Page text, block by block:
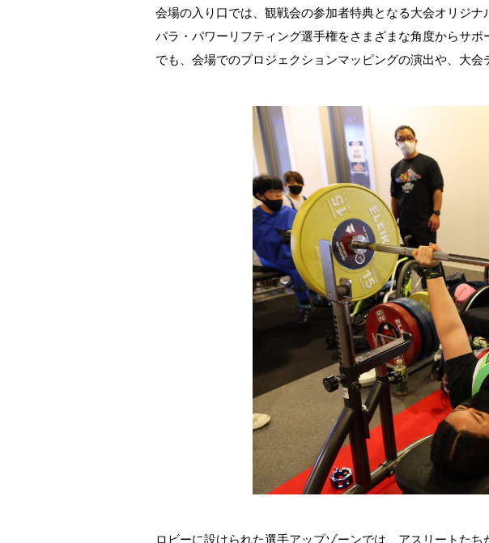
会場の入り口では、観戦会の参加者特典となる大会オリジ
パラ・パワーリフティング選手権をさまざまな角度からサ
でも、会場でのプロジェクションマッピングの演出や、大会
ロビーに設けられた選手アップゾーンでは、アスリートた